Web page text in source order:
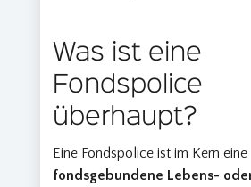
Was ist eine
Fondspolice
überhaupt?
Eine Fondspolice ist im Kern eine
fondsgebundene Lebens-